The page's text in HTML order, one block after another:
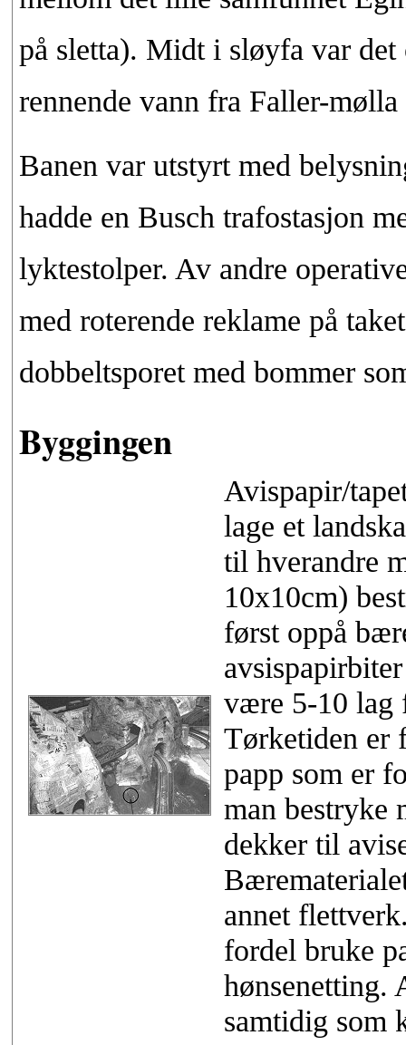
på sletta). Midt i sløyfa var det
rennende vann fra Faller-
Banen var utstyrt med
hadde en Busch trafostasjon
lyktestolper. Av andre
med roterende reklame på
dobbeltsporet med bommer
Byggingen
Avispapir/
lage et
til hverandre
10x10cm)
først oppå
være 5-10 lag
Tørketiden er
papp som er
man bestryke
dekker til
annet
fordel bruke
hønsenetting.
samtidig som